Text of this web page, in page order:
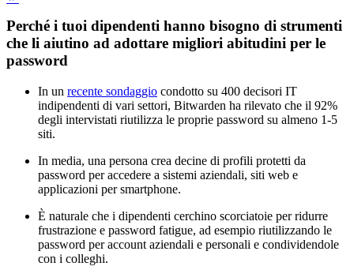
Perché i tuoi dipendenti hanno bisogno di strumenti
che li aiutino ad adottare migliori abitudini per le
password
In un recente sondaggio condotto su 400 decisori IT
indipendenti di vari settori, Bitwarden ha rilevato che il 92%
degli intervistati riutilizza le proprie password su almeno 1-5
siti.
In media, una persona crea decine di profili protetti da
password per accedere a sistemi aziendali, siti web e
applicazioni per smartphone.
È naturale che i dipendenti cerchino scorciatoie per ridurre
frustrazione e password fatigue, ad esempio riutilizzando le
password per account aziendali e personali e condividendole
con i colleghi.